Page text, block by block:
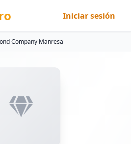
Iniciar sesión
Company Manresa